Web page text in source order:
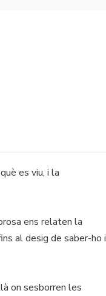
es viu, i la
ens relaten la
al desig de saber-ho i
on sesborren les